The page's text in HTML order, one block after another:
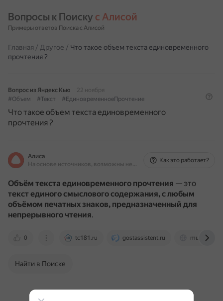
Вопросы к Поиску с Алисой
Примеры ответов Поиска с Алисой
Главная / Другое / Что такое объем текста единовременного
прочтения ?
Вопрос из Яндекс Кью
22 ноября
#Объем
#Текст #ЕдиновременноеПрочтение
Что такое объем текста единовременного
прочтения ?
Алиса
На основе источников, возможны неточности
Как это работает?
Объём текста единовременного прочтения — это
текст единого смыслового содержания, с любым
объёмом печатных знаков, предназначенный для
непрерывного чтения.
0 tc181.ru gostassistent.ru
Найти в Поиске